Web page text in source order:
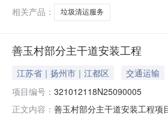
相关产品：
垃圾清运服务
善玉村部分主干道安装工程
江苏省｜扬州市｜江都区 交通运输
项目编号： 321012118N25090005
正文内容： 善玉村部分主干道安装工程